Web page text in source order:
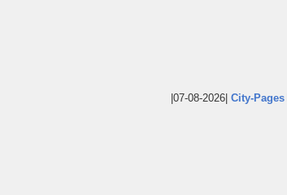
|07-08-2026| City-Pages